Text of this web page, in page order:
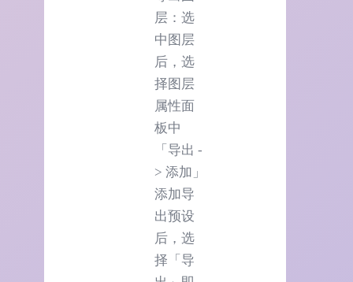
层：选
中图层
后，选
择图层
属性面
板中
「导出 -
> 添加」
添加导
出预设
后，选
择「导